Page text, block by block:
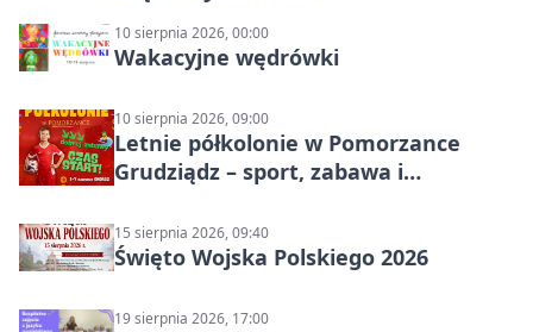
10 sierpnia 2026, 00:00
Wakacyjne wędrówki
10 sierpnia 2026, 09:00
Letnie półkolonie w Pomorzance
Grudziądz – sport, zabawa i
15 sierpnia 2026, 09:40
Święto Wojska Polskiego 2026
19 sierpnia 2026, 17:00